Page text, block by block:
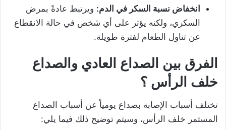
انخفاض نسبة السكر في الدم: ويرتبط عادةً بمرض
السكري، ولكنه يؤثر على أي شخص في حالة الانقطاع
عن تناول الطعام لفترة طويلة.
الفرق بين الصداع العادي والصداع
خلف الرأس ؟
تختلف أسباب الإصابة بصداع يومياً عن أسباب الصداع
المستمر خلف الرأس، وسيتم توضيح ذلك فيما يلي: